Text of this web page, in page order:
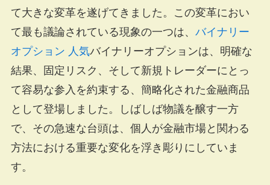
て大きな変革を遂げてきました。この変革におい
て最も議論されている現象の一つは、 バイナリー
オプション 人気バイナリーオプションは、明確な
結果、固定リスク、そして新規トレーダーにとっ
て容易な参入を約束する、簡略化された金融商品
として登場しました。しばしば物議を醸す一方
で、その急速な台頭は、個人が金融市場と関わる
方法における重要な変化を浮き彫りにしていま
す。